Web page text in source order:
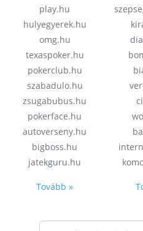
play.hu
hulyegyerek.hu
omg.hu
texaspoker.hu
pokerclub.hu
szabadulo.hu
zsugabubus.hu
pokerface.hu
autoverseny.hu
bigboss.hu
jatekguru.hu
Tovább »